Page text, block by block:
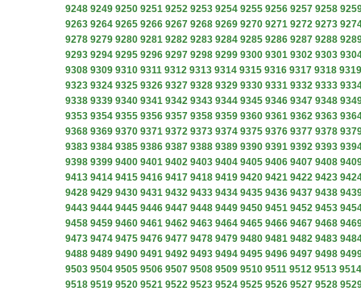
9248 9249 9250 9251 9252 9253 9254 9255 9256 9257 9258
9263 9264 9265 9266 9267 9268 9269 9270 9271 9272 9273
9278 9279 9280 9281 9282 9283 9284 9285 9286 9287 9288
9293 9294 9295 9296 9297 9298 9299 9300 9301 9302 9303
9308 9309 9310 9311 9312 9313 9314 9315 9316 9317 9318 9319
9323 9324 9325 9326 9327 9328 9329 9330 9331 9332 9333
9338 9339 9340 9341 9342 9343 9344 9345 9346 9347 9348
9353 9354 9355 9356 9357 9358 9359 9360 9361 9362 9363
9368 9369 9370 9371 9372 9373 9374 9375 9376 9377 9378
9383 9384 9385 9386 9387 9388 9389 9390 9391 9392 9393
9398 9399 9400 9401 9402 9403 9404 9405 9406 9407 9408
9413 9414 9415 9416 9417 9418 9419 9420 9421 9422 9423
9428 9429 9430 9431 9432 9433 9434 9435 9436 9437 9438
9443 9444 9445 9446 9447 9448 9449 9450 9451 9452 9453
9458 9459 9460 9461 9462 9463 9464 9465 9466 9467 9468
9473 9474 9475 9476 9477 9478 9479 9480 9481 9482 9483
9488 9489 9490 9491 9492 9493 9494 9495 9496 9497 9498
9503 9504 9505 9506 9507 9508 9509 9510 9511 9512 9513 9514
9518 9519 9520 9521 9522 9523 9524 9525 9526 9527 9528